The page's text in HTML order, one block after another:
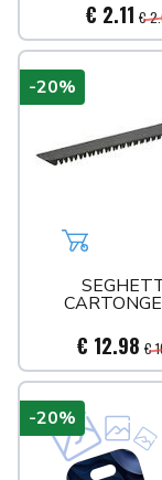
€ 2.11 €
Aggiungi
€ 12.98 €
-20%
-20%